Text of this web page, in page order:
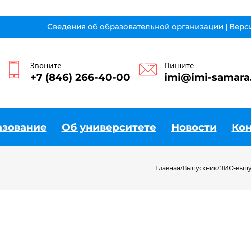
Сведения об образовательной организации |
Звоните
+7 (846) 266-40-00
Пишите
imi@imi-
Об университете Новости
Главная/Выпускник/ЗИО-